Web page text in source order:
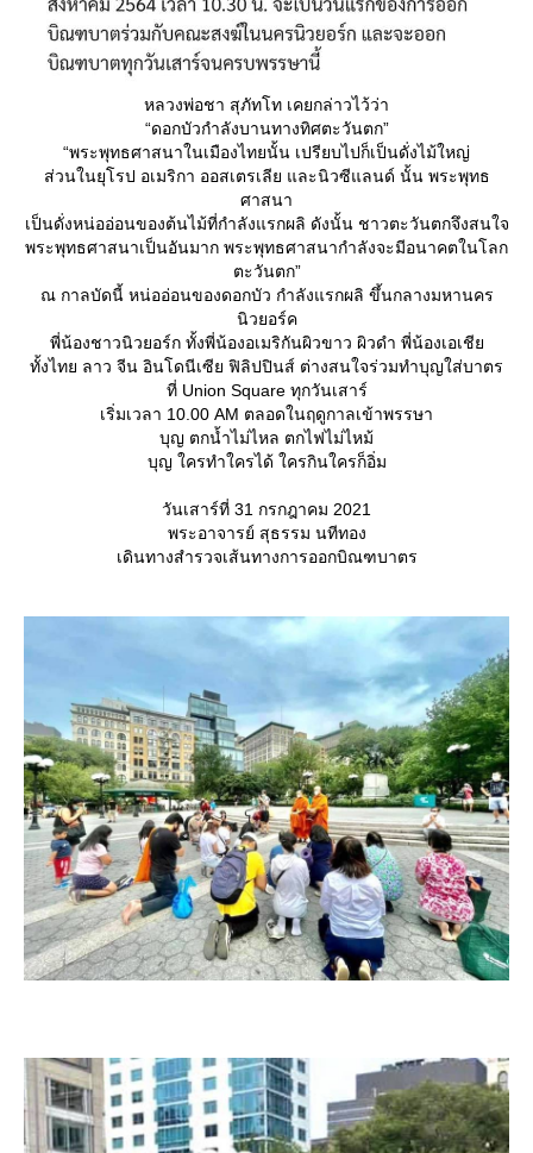
หลวงพ่อชา สุภัทโท เคยกล่าวไว้ว่า
“ดอกบัวกำลังบานทางทิศตะวันตก”
“พระพุทธศาสนาในเมืองไทยนั้น เปรียบไปก็เป็นดั่งไม้ใหญ่
ส่วนในยุโรป อเมริกา ออสเตรเลีย และนิวซีแลนด์ นั้น พระพุทธ
ศาสนา
เป็นดั่งหน่ออ่อนของต้นไม้ที่กำลังแรกผลิ ดังนั้น ชาวตะวันตกจึงสนใจ
พระพุทธศาสนาเป็นอันมาก พระพุทธศาสนากำลังจะมีอนาคตในโลก
ตะวันตก”
ณ กาลบัดนี้ หน่ออ่อนของดอกบัว กำลังแรกผลิ ขึ้นกลางมหานคร
นิวยอร์ค
พี่น้องชาวนิวยอร์ก ทั้งพี่น้องอเมริกันผิวขาว ผิวดำ พี่น้องเอเชี
ทั้งไทย ลาว จีน อินโดนีเซีย ฟิลิปปินส์ ต่างสนใจร่วมทำบุญใส่บาตร
ที่ Union Square ทุกวันเสาร์
เริ่มเวลา 10.00 AM ตลอดในฤดูกาลเข้าพรรษา
บุญ ตกน้ำไม่ไหล ตกไฟไม่ไหม้
บุญ ใครทำใครได้ ใครกินใครก็อิ่ม
วันเสาร์ที่ 31 กรกฎาคม 2021
พระอาจารย์ สุธรรม นทีทอง
เดินทางสำรวจเส้นทางการออกบิณฑบาตร